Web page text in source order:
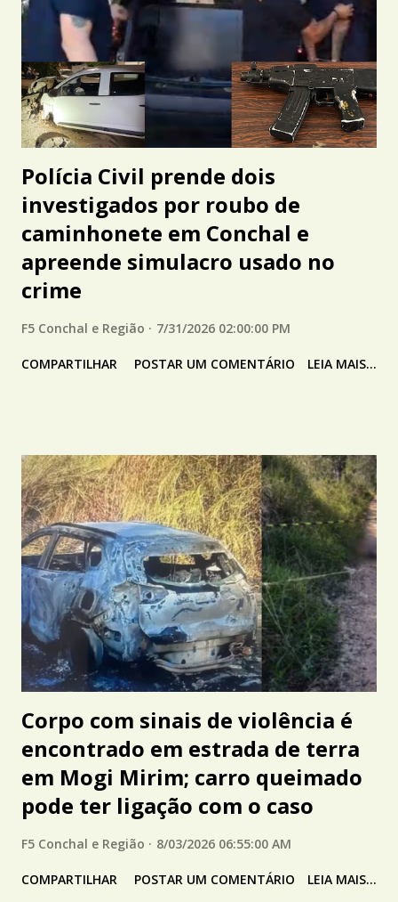
Polícia Civil prende dois
investigados por roubo de
caminhonete em Conchal e
apreende simulacro usado no
crime
F5 Conchal e Região 7/31/2026 02:00:00 PM
COMPARTILHAR POSTAR UM COMENTÁRIO LEIA MAIS...
Corpo com sinais de violência é
encontrado em estrada de terra
em Mogi Mirim; carro queimado
pode ter ligação com o caso
F5 Conchal e Região 8/03/2026 06:55:00 AM
COMPARTILHAR POSTAR UM COMENTÁRIO LEIA MAIS...